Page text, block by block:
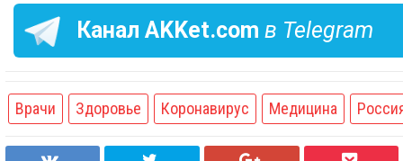
Канал AKKet.com в Telegram
Врачи Здоровье Коронавирус Медицина